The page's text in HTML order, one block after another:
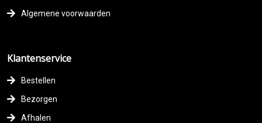
Algemene voorwaarden
Klantenservice
Bestellen
Bezorgen
Afhalen